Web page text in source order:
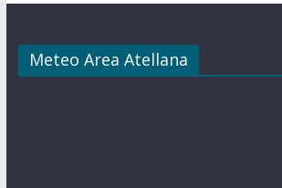
Meteo Area Atellana